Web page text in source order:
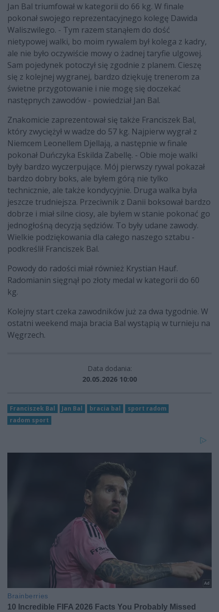
Jan Bal triumfował w kategorii do 66 kg. W finale
pokonał swojego reprezentacyjnego kolegę Dawida
Waliszwilego. - Tym razem stanąłem do dość
nietypowej walki, bo moim rywalem był kolega z kadry,
ale nie było oczywiście mowy o żadnej taryfie ulgowej.
Sam pojedynek potoczył się zgodnie z planem. Cieszę
się z kolejnej wygranej, bardzo dziękuję trenerom za
świetne przygotowanie i nie mogę się doczekać
następnych zawodów - powiedział Jan Bal.
Znakomicie zaprezentował się także Franciszek Bal,
który zwyciężył w wadze do 57 kg. Najpierw wygrał z
Niemcem Leonellem Djellają, a następnie w finale
pokonał Duńczyka Eskilda Zabellę. - Obie moje walki
były bardzo wyczerpujące. Mój pierwszy rywal pokazał
bardzo dobry boks, ale byłem górą nie tylko
technicznie, ale także kondycyjnie. Druga walka była
jeszcze trudniejsza. Przeciwnik z Danii boksował bardzo
dobrze i miał silne ciosy, ale byłem w stanie pokonać go
jednogłośną decyzją sędziów. To były udane zawody.
Wielkie podziękowania dla całego naszego sztabu -
podkreślił Franciszek Bal.
Powody do radości miał również Krystian Hauf.
Radomianin sięgnął po złoty medal w kategorii do 60
kg.
Kolejny start czeka zawodników już za dwa tygodnie. W
ostatni weekend maja bracia Bal wystąpią w turnieju na
Węgrzech.
Data dodania:
20.05.2026 10:00
Franciszek Bal Jan Bal bracia bal
sport radom
radom sport